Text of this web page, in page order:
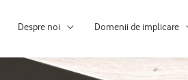
Despre noi Domenii de implicare